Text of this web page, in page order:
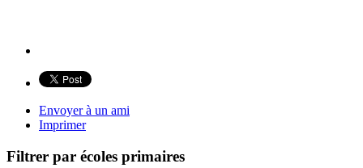
Envoyer à un ami
Imprimer
Filtrer par écoles primaires